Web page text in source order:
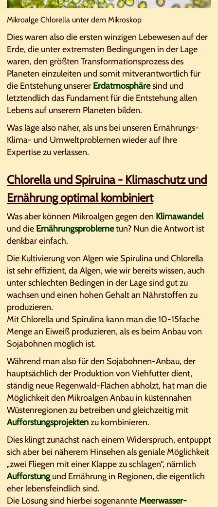
Mikroalge Chlorella unter dem Mikroskop
Dies waren also die ersten winzigen Lebewesen auf der
Erde, die unter extremsten Bedingungen in der Lage
waren, den größten Transformationsprozess des
Planeten einzuleiten und somit mitverantwortlich für
die Entstehung unserer Erdatmosphäresind und
letztendlich das Fundament für die Entstehung allen
Lebens auf unserem Planeten bilden.
Was läge also näher, als uns bei unseren Ernährungs-
Klima- und Umweltproblemen wieder auf Ihre
Expertise zu verlassen.
Chlorella und Spiruina - Klimaschutz und
Ernährung optimal kombiniert
Was aber können Mikroalgen gegen den Klimawandel
und die Ernährungsproblemetun? Nun die Antwort ist
denkbar einfach.
Die Kultivierung von Algen wie Spirulina und Chlorella
ist sehr effizient, da Algen, wie wir bereits wissen, auch
unter schlechten Bedingen in der Lage sind gut zu
wachsen und einen hohen Gehalt an Nährstoffen zu
produzieren.
Mit Chlorella und Spirulina kann man die 10-15fache
Menge an Eiweiß produzieren, als es beim Anbau von
Sojabohnen möglich ist.
Während man also für den Sojabohnen-Anbau, der
hauptsächlich der Produktion von Viehfutter dient,
ständig neue Regenwald-Flächen abholzt, hat man die
Möglichkeit den Mikroalgen Anbau in küstennahen
Wüstenregionen zu betreiben und gleichzeitig mit
Aufforstungsprojektenzu kombinieren.
Dies klingt zunächst nach einem Widerspruch, entpuppt
sich aber bei näherem Hinsehen als geniale Möglichkeit
„zwei Fliegen mit einer Klappe zu schlagen“, nämlich
Aufforstungund Ernährung in Regionen, die eigentlich
eher lebensfeindlich sind.
Die Lösung sind hierbei sogenannteMeerwasser-